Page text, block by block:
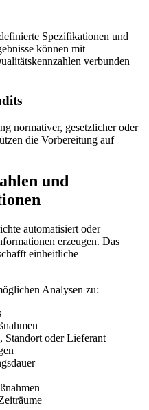
Spezifikationen und
können mit
verbunden
normativer, gesetzlicher oder
die Vorbereitung auf
und
automatisiert oder
erzeugen. Das
einheitliche
Analysen zu:
Standort oder Lieferant